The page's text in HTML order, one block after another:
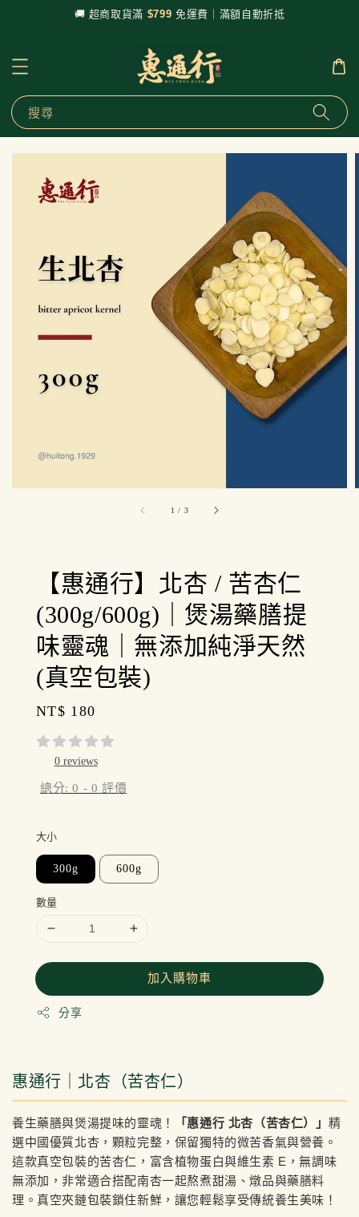
🚚 超商取貨滿 $799 免運費｜滿額自動折抵
搜尋
1 / 3
【惠通行】北杏 / 苦杏仁
(300g/600g)｜煲湯藥膳提
味靈魂｜無添加純淨天然
(真空包裝)
Regular
price
NT$ 180
0 reviews
總分:0 - 0 評價
大小
300g 600g
數量
加入購物車
分享
惠通行｜北杏（苦杏仁）
養生藥膳與煲湯提味的靈魂！ 「惠通行 北杏（苦杏仁）」 精
選中國優質北杏，顆粒完整，保留獨特的微苦香氣與營養。
這款真空包裝的苦杏仁，富含植物蛋白與維生素 E，無調味
無添加，非常適合搭配南杏一起熬煮甜湯、燉品與藥膳料
理。真空夾鏈包裝鎖住新鮮，讓您輕鬆享受傳統養生美味！